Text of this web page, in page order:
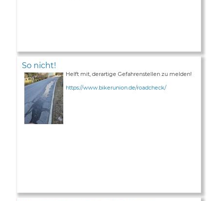
So nicht!
Helft mit, derartige Gefahrenstellen zu melden!
https://www.bikerunion.de/roadcheck/